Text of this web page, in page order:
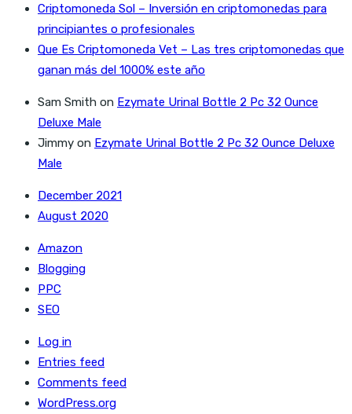
Criptomoneda Sol – Inversión en criptomonedas para
principiantes o profesionales
Que Es Criptomoneda Vet – Las tres criptomonedas que
ganan más del 1000% este año
Sam Smith on Ezymate Urinal Bottle 2 Pc 32 Ounce
Deluxe Male
Jimmy on Ezymate Urinal Bottle 2 Pc 32 Ounce Deluxe
Male
December 2021
August 2020
Amazon
Blogging
PPC
SEO
Log in
Entries feed
Comments feed
WordPress.org